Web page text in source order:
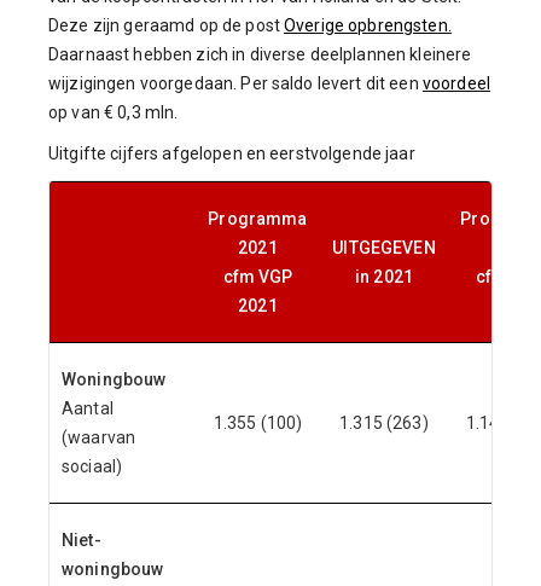
Deze zijn geraamd op de postOverige opbrengsten.
Daarnaast hebben zich in diverse deelplannen kleinere
wijzigingen voorgedaan. Per saldo levert dit een voordeel
op van € 0,3 mln.
Uitgifte cijfers afgelopen en eerstvolgende jaar
Programma
2021
cfm VGP
2021
UITGEGEVEN
in 2021
cfm
Woningbouw
Aantal
(waarvan
sociaal)
1.355 (100) 1.315 (263) 1.140
Niet-
woningbouw